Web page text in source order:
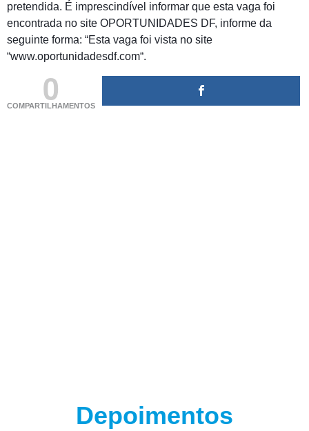
pretendida. É imprescindível informar que esta vaga foi
encontrada no site OPORTUNIDADES DF, informe da
seguinte forma: “Esta vaga foi vista no site
“www.oportunidadesdf.com“.
0
COMPARTILHAMENTOS
Depoimentos